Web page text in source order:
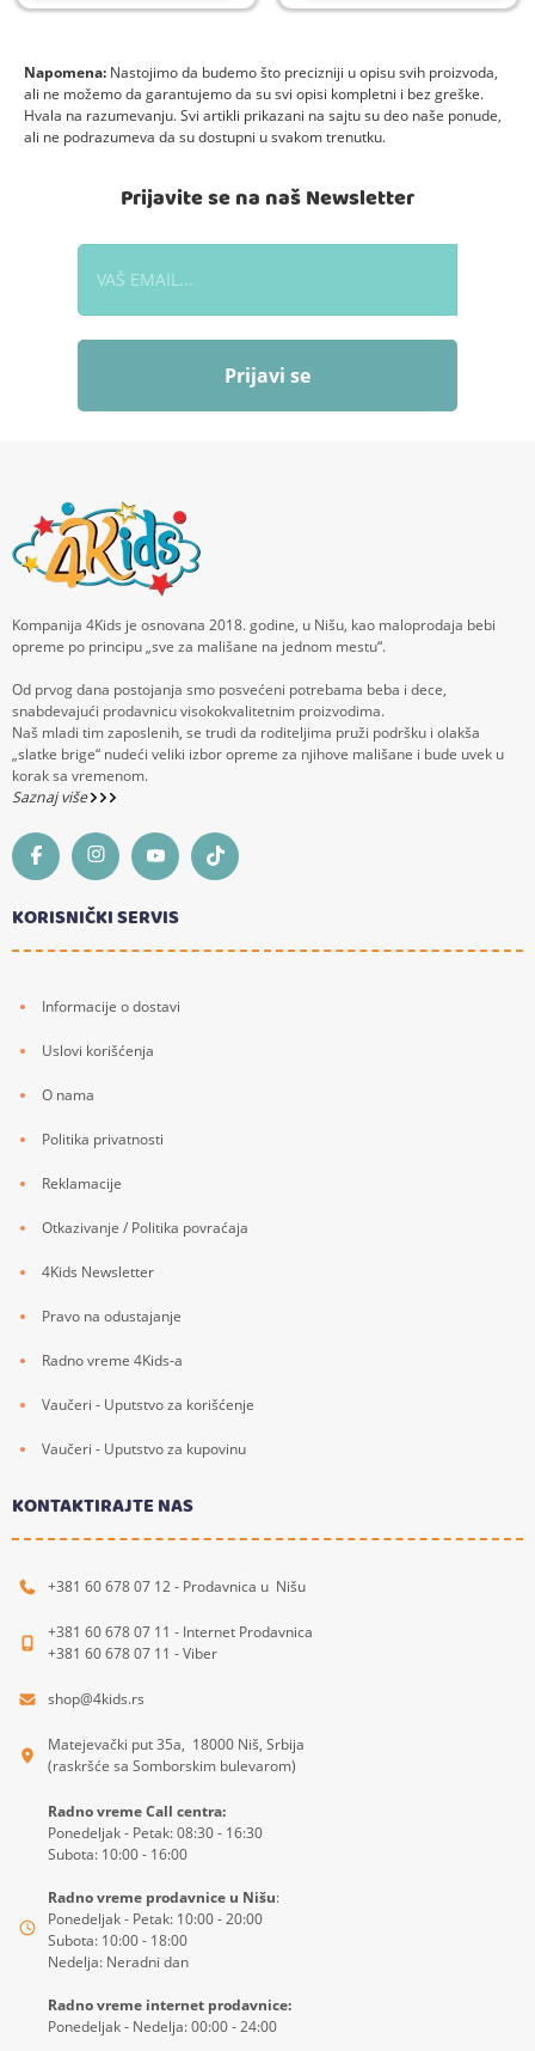
Napomena: Nastojimo da budemo što precizniji u opisu svih proizvoda,
ali ne možemo da garantujemo da su svi opisi kompletni i bez greške.
Hvala na razumevanju. Svi artikli prikazani na sajtu su deo naše ponude,
ali ne podrazumeva da su dostupni u svakom trenutku.
Prijavite se na naš Newsletter
Prijavi se
Kompanija 4Kids je osnovana 2018. godine, u Nišu, kao maloprodaja bebi
opreme po principu „sve za mališane na jednom mestu“.
Od prvog dana postojanja smo posvećeni potrebama beba i dece,
snabdevajući prodavnicu visokokvalitetnim proizvodima.
Naš mladi tim zaposlenih, se trudi da roditeljima pruži podršku i olakša
„slatke brige“ nudeći veliki izbor opreme za njihove mališane i bude uvek u
korak sa vremenom.
Saznaj više
KORISNIČKI SERVIS
Informacije o dostavi
Uslovi korišćenja
O nama
Politika privatnosti
Reklamacije
Otkazivanje / Politika povraćaja
4Kids Newsletter
Pravo na odustajanje
Radno vreme 4Kids-a
Vaučeri - Uputstvo za korišćenje
Vaučeri - Uputstvo za kupovinu
KONTAKTIRAJTE NAS
+381 60 678 07 12 - Prodavnica u Nišu
+381 60 678 07 11 - Internet Prodavnica
+381 60 678 07 11 - Viber
shop@4kids.rs
Matejevački put 35a, 18000 Niš, Srbija
(raskršće sa Somborskim bulevarom)
Radno vreme Call centra:
Ponedeljak - Petak: 08:30 - 16:30
Subota: 10:00 - 16:00
Radno vreme prodavnice u Nišu:
Ponedeljak - Petak: 10:00 - 20:00
Subota: 10:00 - 18:00
Nedelja: Neradni dan
Radno vreme internet prodavnice:
Ponedeljak - Nedelja: 00:00 - 24:00